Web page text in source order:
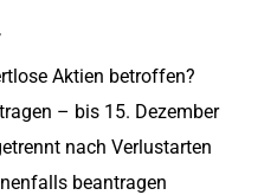
Aktien betroffen?
– bis 15. Dezember
nach Verlustarten
beantragen